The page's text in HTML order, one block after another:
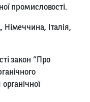
промисловості.
Італія,
закон “Про